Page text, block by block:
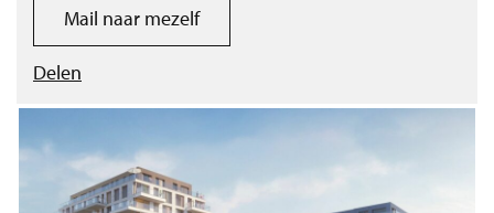
Mail naar mezelf
Delen